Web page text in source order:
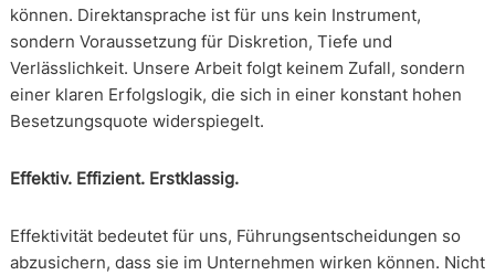
können. Direktansprache ist für uns kein Instrument,
sondern Voraussetzung für Diskretion, Tiefe und
Verlässlichkeit. Unsere Arbeit folgt keinem Zufall, sondern
einer klaren Erfolgslogik, die sich in einer konstant hohen
Besetzungsquote widerspiegelt.
Effektiv. Effizient. Erstklassig.
Effektivität bedeutet für uns, Führungsentscheidungen so
abzusichern, dass sie im Unternehmen wirken können. Nicht